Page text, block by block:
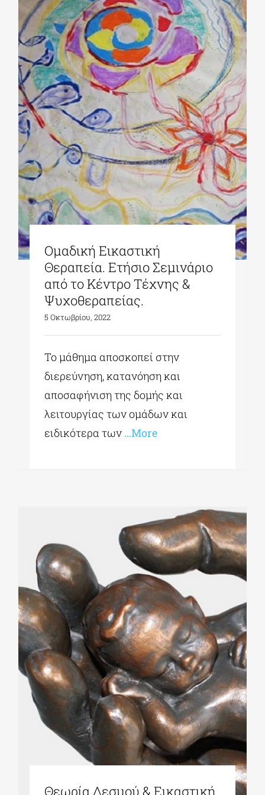
Ομαδική Εικαστική
Θεραπεία. Ετήσιο Σεμινάριο
από το Κέντρο Τέχνης &
Ψυχοθεραπείας.
5 Οκτωβρίου, 2022
Το μάθημα αποσκοπεί στην
διερεύνηση, κατανόηση και
αποσαφήνιση της δομής και
λειτουργίας των ομάδων και
ειδικότερα των …More
Θεωρία Δεσμού & Εικαστική